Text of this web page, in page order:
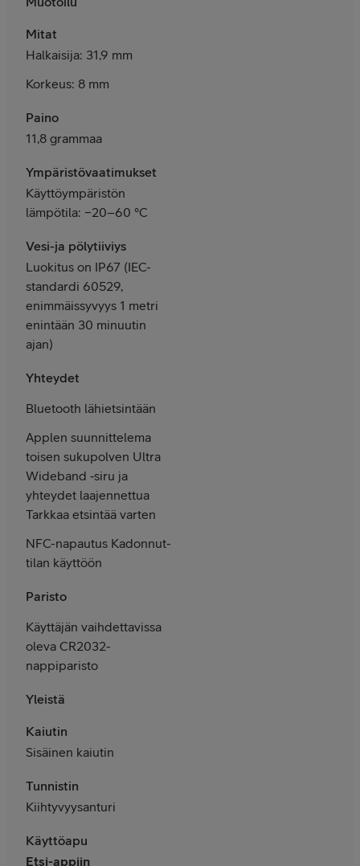
Mitat
Halkaisija: 31,9 mm
Korkeus: 8 mm
Paino
11,8 grammaa
Ympäristövaatimukset
Käyttö­ympäristön
lämpötila: −20–60 °C
Vesi-ja pölytiiviys
Luokitus on IP67 (IEC-
standardi 60529,
enimmäis­syvyys 1 metri
enintään 30 minuutin
ajan)
Yhteydet
Bluetooth lähietsintään
Applen suunnittelema
toisen sukupolven Ultra
Wideband ‑siru ja
yhteydet laajennettua
Tarkkaa etsintää varten
NFC-napautus Kadonnut-
tilan käyttöön
Paristo
Käyttäjän vaihdettavissa
oleva CR2032-
nappiparisto
Yleistä
Kaiutin
Sisäinen kaiutin
Tunnistin
Kiihtyvyys­anturi
Käyttöapu
Etsi-appiin